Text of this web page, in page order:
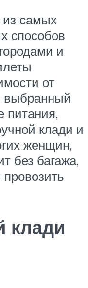
из самых
способов
и
от
выбранный
питания,
клади и
женщин,
без багажа,
клади